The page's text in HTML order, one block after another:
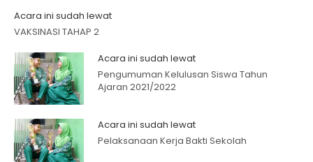
Acara ini sudah lewat
VAKSINASI TAHAP 2
Acara ini sudah lewat
Pengumuman Kelulusan Siswa Tahun
Ajaran 2021/2022
Acara ini sudah lewat
Pelaksanaan Kerja Bakti Sekolah